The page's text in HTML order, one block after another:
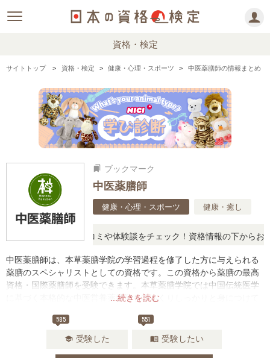
資格・検定
サイトトップ 資格・検定 健康・心理・スポーツ 中医薬膳師の情報まとめ
bookmarks ブックマーク
中医薬膳師
健康・心理・スポーツ 健康・癒し
ら、リアルな口コミや体験談をチェック！資格情報の下からお読み
...続きを読む
中医薬膳師は、本草薬膳学院の学習過程を修了した方に与えられる
薬膳のスペシャリストとしての資格です。この資格から薬膳の最高
資格・国際薬膳師を受験できます。本草薬膳学院では中国伝統医学
に基づく本格的な中医営養薬膳学をゆっくりしっかりと身につけて
資格を受験することもできます。
585
school 受験した
551
menu_book 受験したい